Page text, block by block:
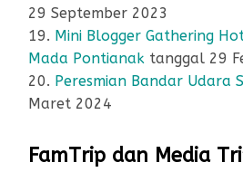
29 September 2023
19. Mini Blogger Gathering
Mada Pontianak tanggal 29
20. Peresmian Bandar Udara
Maret 2024
FamTrip dan Media